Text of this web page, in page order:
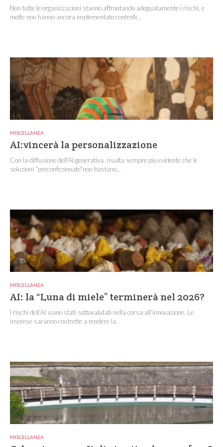
Non tutte le organizzazioni stanno affrontando adeguatamente i rischi, e
molte non hanno ancora implementato controlli...
MISCELLANEA
AI:vincerà la personalizzazione
Con la diffusione dell’AI generativa, risulta sempre più evidente che le
soluzioni “preconfezionate”non bastano...
MISCELLANEA
AI: la “Luna di miele” terminerà nel 2026?
I rischi dell’AI siano stati sottovalutati nella corsa all’innovazione. Le
imprese saranno costrette a rendere la...
MISCELLANEA